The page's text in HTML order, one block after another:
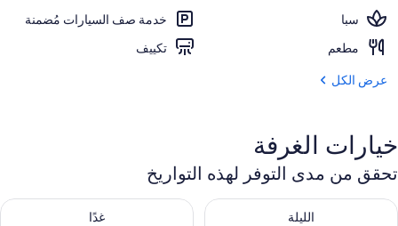
سبا
خدمة صف السيارات مُضمنة
مطعم
تكييف
عرض الكل
خيارات الغرفة
تحقق من مدى التوفر لهذه التواريخ
الليلة
تحقق من مدى التوفر لليلة للفترة أغسطس 8 - أغسطس 9
غدًا
تحقق من مدى التوفر لغد للفترة أغسطس